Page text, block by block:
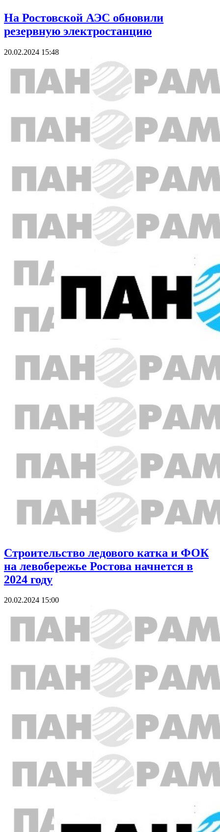
На Ростовской АЭС обновили
резервную электростанцию
20.02.2024 15:48
Строительство ледового катка и ФОК
на левобережье Ростова начнется в
2024 году
20.02.2024 15:00